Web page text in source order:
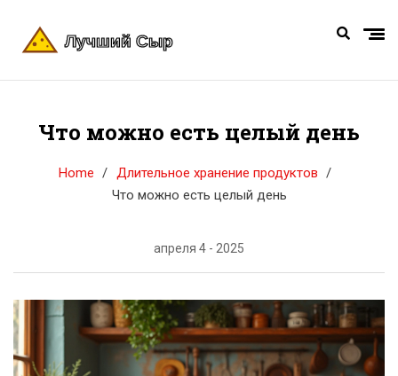
Что можно есть целый день
Home
Длительное хранение продуктов
Что можно есть целый день
апреля 4 - 2025